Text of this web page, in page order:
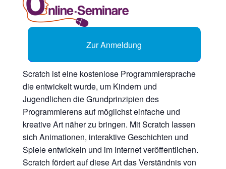
Zur Anmeldung
Scratch ist eine kostenlose Programmiersprache
die entwickelt wurde, um Kindern und
Jugendlichen die Grundprinzipien des
Programmierens auf möglichst einfache und
kreative Art näher zu bringen. Mit Scratch lassen
sich Animationen, interaktive Geschichten und
Spiele entwickeln und im Internet veröffentlichen.
Scratch fördert auf diese Art das Verständnis von